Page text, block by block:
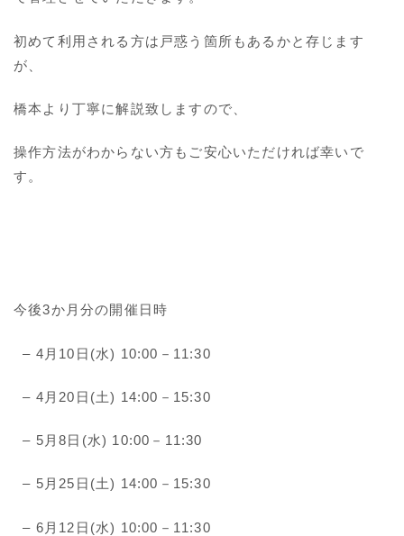
初めて利用される方は戸惑う箇所もあるかと存じます
が、
橋本より丁寧に解説致しますので、
操作方法がわからない方もご安心いただければ幸いで
す。
今後3か月分の開催日時
– 4月10日(水) 10:00－11:30
– 4月20日(土) 14:00－15:30
– 5月8日(水) 10:00－11:30
– 5月25日(土) 14:00－15:30
– 6月12日(水) 10:00－11:30